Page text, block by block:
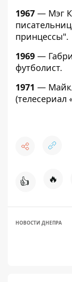
1967 — Мэг
принцессы".
1969 —
футболист.
1971 —
(телесериал
👍 🔥
НОВОСТИ ДНЕПРА